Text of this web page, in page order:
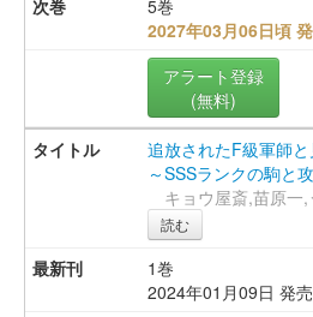
5巻
2027年03月06日頃
アラート登録
(無料)
追放されたF級軍師
～SSSランクの駒と
キョウ屋斎,苗原一
読む
1巻
2024年01月09日 発売